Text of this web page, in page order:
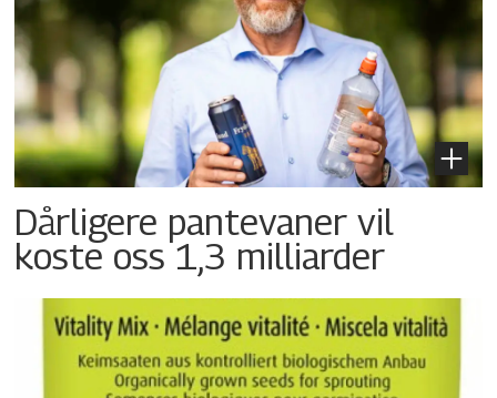
Dårligere pantevaner vil
koste oss 1,3 milliarder